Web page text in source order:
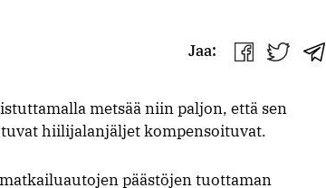
Jaa:
Jaa
Jaa
Jaa
metsää niin paljon, että sen
hiilijalanjäljet kompensoituvat.
päästöjen tuottaman